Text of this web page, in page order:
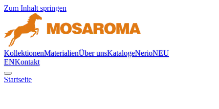
Zum Inhalt springen
KollektionenMaterialienÜber unsKatalogeNerioNEU
ENKontakt
Startseite